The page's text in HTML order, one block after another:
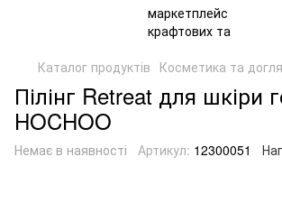
Каталог продуктів Косметика та
Пілінг Retreat для шкіри
HOCHOO
Немає в наявності Артикул: 12300051